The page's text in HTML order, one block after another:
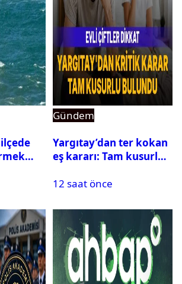
Gündem
Yargıtay’dan ter kokan
eş kararı: Tam kusurlu
12 saat önce